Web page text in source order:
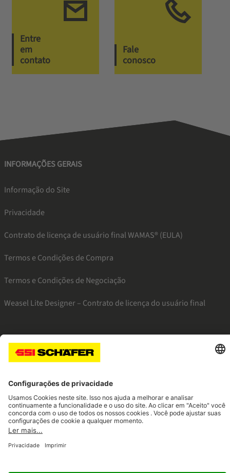
Entre
em
contato
Fale
conosco
INFORMAÇÕES GERAIS
Informação do Site
Privacidade
Contrato de licença de usuário final WAMAS® (EULA)
Termos e Condições de Compra
Termos e Condições de Negociação
Weasel Lite Designer – Contrato de licença do usuário final
SSI instagramSSI linkedinSSI facebook